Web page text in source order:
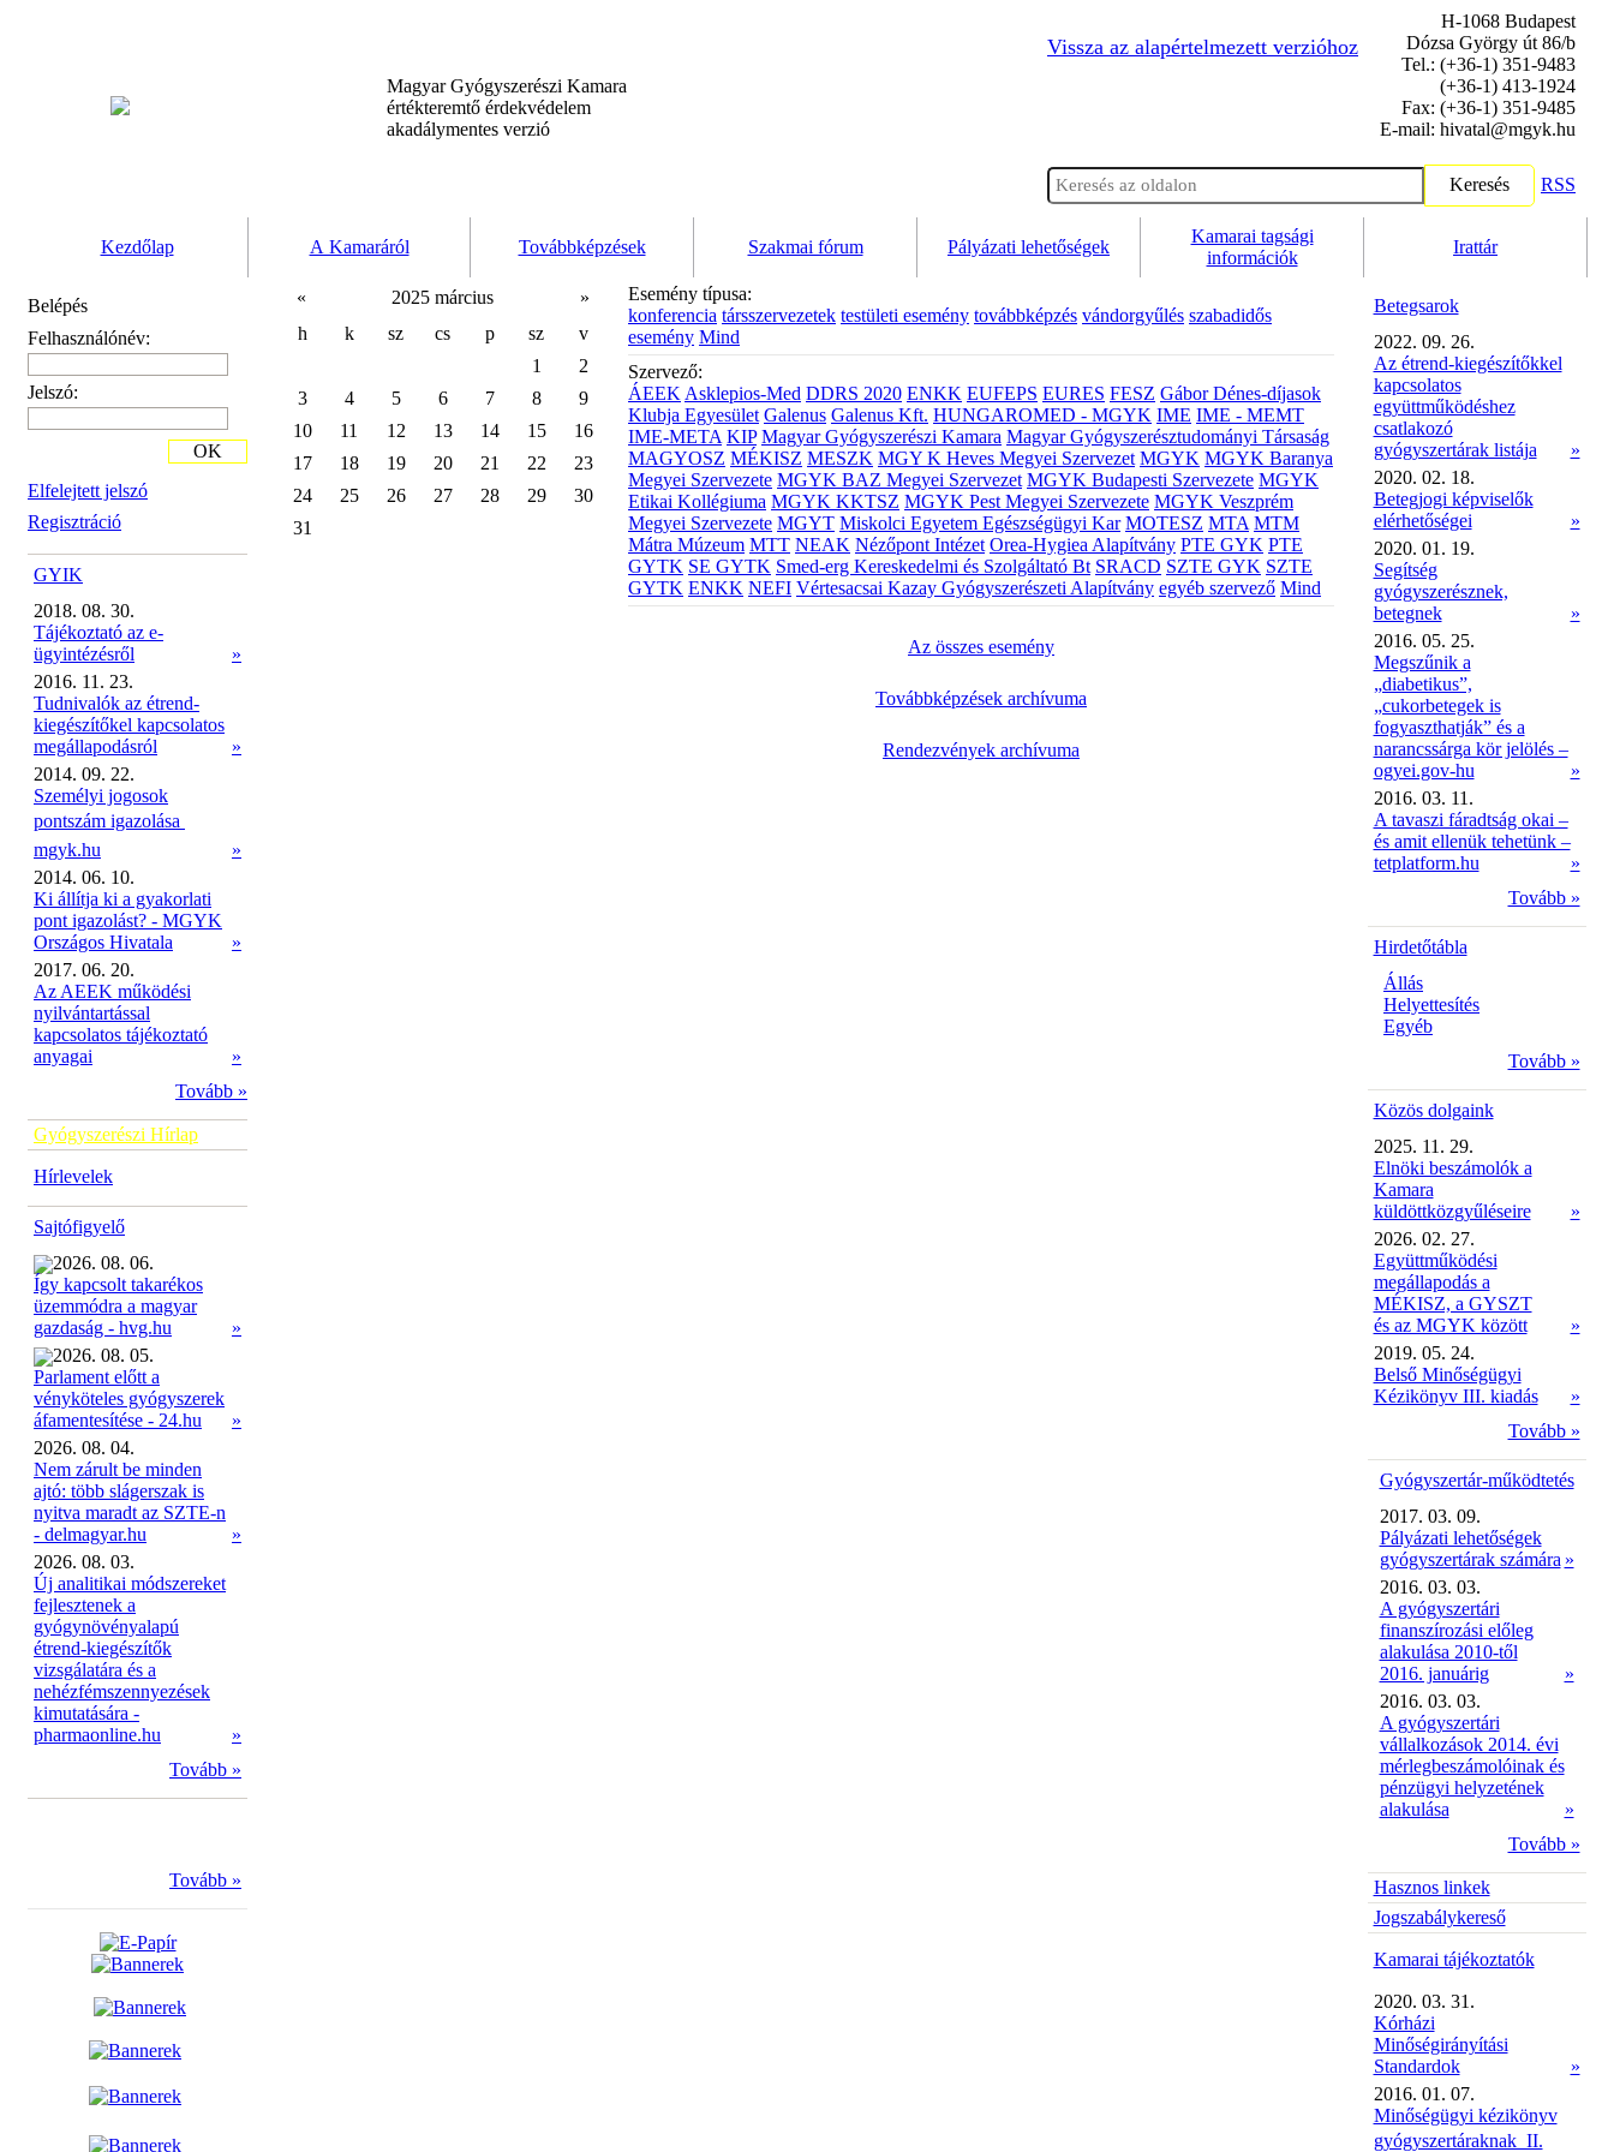
Magyar Gyógyszerészi Kamara
értékteremtő érdekvédelem
akadálymentes verzió
Vissza az alapértelmezett verzióhoz
H-1068 Budapest
Dózsa György út 86/b
Tel.: (+36-1) 351-9483
(+36-1) 413-1924
Fax: (+36-1) 351-9485
E-mail: hivatal@mgyk.hu
Keresés RSS
Kezdőlap A Kamaráról Továbbképzések Szakmai fórum Pályázati lehetőségek
Kamarai tagsági
információk
Irattár
Belépés
Felhasználónév:
Jelszó:
Elfelejtett jelszó
Regisztráció
OK
GYIK
2018. 08. 30.
Tájékoztató az e-
ügyintézésről
»
2016. 11. 23.
Tudnivalók az étrend-
kiegészítőkel kapcsolatos
megállapodásról
»
2014. 09. 22.
Személyi jogosok
pontszám igazolása 
mgyk.hu
»
2014. 06. 10.
Ki állítja ki a gyakorlati
pont igazolást? - MGYK
Országos Hivatala
»
2017. 06. 20.
Az AEEK működési
nyilvántartással
kapcsolatos tájékoztató
anyagai
»
Tovább »
Gyógyszerészi Hírlap
Hírlevelek
Sajtófigyelő
2026. 08. 06.
Így kapcsolt takarékos
üzemmódra a magyar
gazdaság - hvg.hu
»
2026. 08. 05.
Parlament előtt a
vényköteles gyógyszerek
áfamentesítése - 24.hu
»
2026. 08. 04.
Nem zárult be minden
ajtó: több slágerszak is
nyitva maradt az SZTE-n
- delmagyar.hu
»
2026. 08. 03.
Új analitikai módszereket
fejlesztenek a
gyógynövényalapú
étrend-kiegészítők
vizsgálatára és a
nehézfémszennyezések
kimutatására -
pharmaonline.hu
»
Tovább »
Tovább »
« 2025 március
»
h
k sz cs p sz
v
1
2
3
4 5 6 7 8
9
10
11 12 13 14 15
16
17
18 19 20 21 22
23
24
25 26 27 28 29
30
31
Esemény típusa:
konferencia társszervezetek testületi esemény továbbképzés vándorgyűlés szabadidős
esemény Mind
Szervező:
ÁEEK Asklepios-Med DDRS 2020 ENKK EUFEPS EURES FESZ Gábor Dénes-díjasok
Klubja Egyesület Galenus Galenus Kft. HUNGAROMED - MGYK IME IME - MEMT
IME-META KIP Magyar Gyógyszerészi Kamara Magyar Gyógyszerésztudományi Társaság
MAGYOSZ MÉKISZ MESZK MGY K Heves Megyei Szervezet MGYK MGYK Baranya
Megyei Szervezete MGYK BAZ Megyei Szervezet MGYK Budapesti Szervezete MGYK
Etikai Kollégiuma MGYK KKTSZ MGYK Pest Megyei Szervezete MGYK Veszprém
Megyei Szervezete MGYT Miskolci Egyetem Egészségügyi Kar MOTESZ MTA MTM
Mátra Múzeum MTT NEAK Nézőpont Intézet Orea-Hygiea Alapítvány PTE GYK PTE
GYTK SE GYTK Smed-erg Kereskedelmi és Szolgáltató Bt SRACD SZTE GYK SZTE
GYTK ENKK NEFI Vértesacsai Kazay Gyógyszerészeti Alapítvány egyéb szervező Mind
Az összes esemény
Továbbképzések archívuma
Rendezvények archívuma
Betegsarok
2022. 09. 26.
Az étrend-kiegészítőkkel
kapcsolatos
együttműködéshez
csatlakozó
gyógyszertárak listája
»
2020. 02. 18.
Betegjogi képviselők
elérhetőségei
»
2020. 01. 19.
Segítség
gyógyszerésznek,
betegnek
»
2016. 05. 25.
Megszűnik a
„diabetikus”,
„cukorbetegek is
fogyaszthatják” és a
narancssárga kör jelölés –
ogyei.gov-hu
»
2016. 03. 11.
A tavaszi fáradtság okai –
és amit ellenük tehetünk –
tetplatform.hu
»
Tovább »
Hirdetőtábla
Állás
Helyettesítés
Egyéb
Tovább »
Közös dolgaink
2025. 11. 29.
Elnöki beszámolók a
Kamara
küldöttközgyűléseire
»
2026. 02. 27.
Együttműködési
megállapodás a
MÉKISZ, a GYSZT
és az MGYK között
»
2019. 05. 24.
Belső Minőségügyi
Kézikönyv III. kiadás
»
Tovább »
Gyógyszertár-működtetés
2017. 03. 09.
Pályázati lehetőségek
gyógyszertárak számára »
2016. 03. 03.
A gyógyszertári
finanszírozási előleg
alakulása 2010-től
2016. januárig
»
2016. 03. 03.
A gyógyszertári
vállalkozások 2014. évi
mérlegbeszámolóinak és
pénzügyi helyzetének
alakulása
»
Tovább »
Hasznos linkek
Jogszabálykereső
Kamarai tájékoztatók
2020. 03. 31.
Kórházi
Minőségirányítási
Standardok
»
2016. 01. 07.
Minőségügyi kézikönyv
gyógyszertáraknak  II.